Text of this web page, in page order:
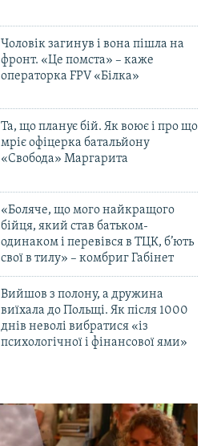
Чоловік загинув і вона пішла на
фронт. «Це помста» – каже
операторка FPV «Білка»
Та, що планує бій. Як воює і про що
мріє офіцерка батальйону
«Свобода» Маргарита
«Боляче, що мого найкращого
бійця, який став батьком-
одинаком і перевівся в ТЦК, б’ють
свої в тилу» – комбриг Габінет
Вийшов з полону, а дружина
виїхала до Польщі. Як після 1000
днів неволі вибратися «із
психологічної і фінансової ями»